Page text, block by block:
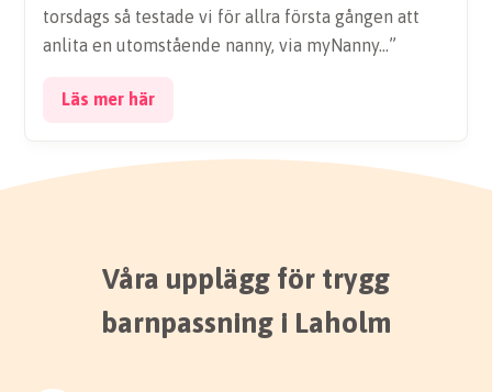
torsdags så testade vi för allra första gången att
anlita en utomstående nanny, via myNanny…”
Läs mer här
Våra upplägg för trygg
barnpassning i Laholm